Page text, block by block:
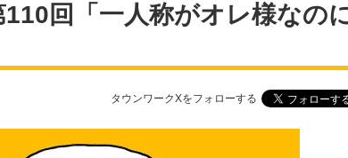
回「一人称がオレ様なの
タウンワークXをフォローする